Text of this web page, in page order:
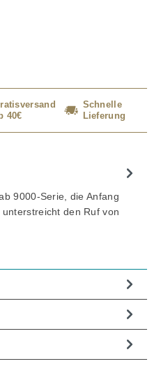
40€
Schnelle
Lieferung
9000-Serie, die Anfang
den Ruf von